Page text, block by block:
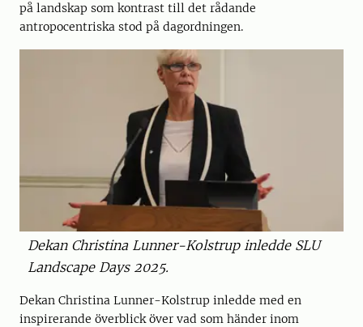
på landskap som kontrast till det rådande
antropocentriska stod på dagordningen.
Dekan Christina Lunner-Kolstrup inledde SLU
Landscape Days 2025.
Dekan Christina Lunner-Kolstrup inledde med en
inspirerande överblick över vad som händer inom